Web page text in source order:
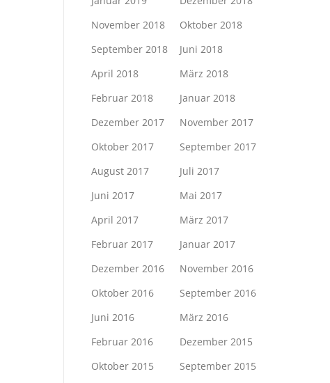
November 2018
Oktober 2018
September 2018
Juni 2018
April 2018
März 2018
Februar 2018
Januar 2018
Dezember 2017
November 2017
Oktober 2017
September 2017
August 2017
Juli 2017
Juni 2017
Mai 2017
April 2017
März 2017
Februar 2017
Januar 2017
Dezember 2016
November 2016
Oktober 2016
September 2016
Juni 2016
März 2016
Februar 2016
Dezember 2015
Oktober 2015
September 2015